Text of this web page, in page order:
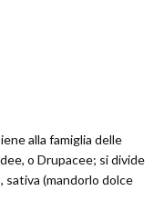
alla famiglia delle
o Drupacee; si divide
sativa (mandorlo dolce